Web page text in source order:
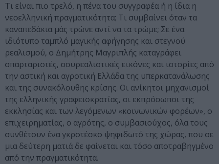
Τι είναι πιο τρελό, η πένα του συγγραφέα ή η ίδια η
νεοελληνική πραγματικότητα; Τι συμβαίνει όταν τα
καναπεδάκια μάς τρώνε αντί να τα τρώμε; Σε ένα
ιδιότυπο ταμπλό μαγικής αφήγησης και στεγνού
ρεαλισμού, ο Δημήτρης Μαγριπλής καταγράφει
σπαρταριστές, σουρεαλιστικές εικόνες και ιστορίες από
την αστική και αγροτική Ελλάδα της υπερκατανάλωσης
και της συνακόλουθης κρίσης. Οι ανίκητοι μηχανισμοί
της ελληνικής γραφειοκρατίας, οι εκπρόσωποι της
εκκλησίας και των λεγόμενων «κοινωνικών φορέων», ο
επιχειρηματίας, ο αγρότης, ο συμβασιούχος, όλα τους
συνθέτουν ένα γκροτέσκο ψηφιδωτό της χώρας, που σε
μια δεύτερη ματιά δε φαίνεται και τόσο αποτραβηγμένο
από την πραγματικότητα.